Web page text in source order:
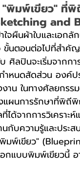
"พิมพ์เขียว" ที่
and
ใจผืนผ้าใบและเอก
ขั้นตอนต่อไปที่สำคั
ศิลปินจะเริ่มจากกา
ำหนดสัดส่วน องค์ป
งาน ในทางศัลยกร
แผนการรักษาที่พิถีพิ
ด้จากการวิเคราะ
กับความรู้และประ
มพ์เขียว"
กแบบพิมพ์เขียวนี้